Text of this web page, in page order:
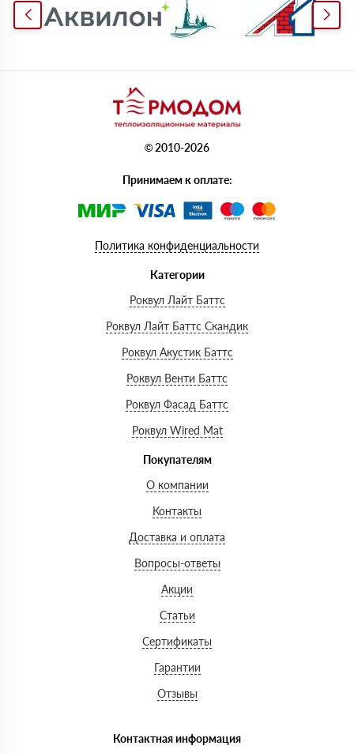
© 2010-2026
Принимаем к оплате:
Политика конфиденциальности
Категории
Роквул Лайт Баттс
Роквул Лайт Баттс Скандик
Роквул Акустик Баттс
Роквул Венти Баттс
Роквул Фасад Баттс
Роквул Wired Mat
Покупателям
О компании
Контакты
Доставка и оплата
Вопросы-ответы
Акции
Статьи
Сертификаты
Гарантии
Отзывы
Контактная информация